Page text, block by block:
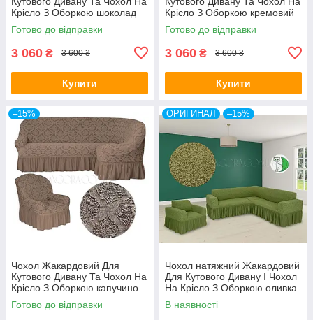
Крісло З Оборкою шоколад
NT
Готово до відправки
3 060 ₴ 3 600 ₴
Купити
Крісло З Оборкою кремовий
NT
Готово до відправки
3 060 ₴ 3 600 ₴
Купити
–15%
Чохол Жакардовий Для
Кутового Дивану Та Чохол На
Крісло З Оборкою капучино
NT
Готово до відправки
ОРИГИНАЛ –15%
Чохол натяжний Жакардовий
Для Кутового Дивану І Чохол
На Крісло З Оборкою оливка
Venera
В наявності